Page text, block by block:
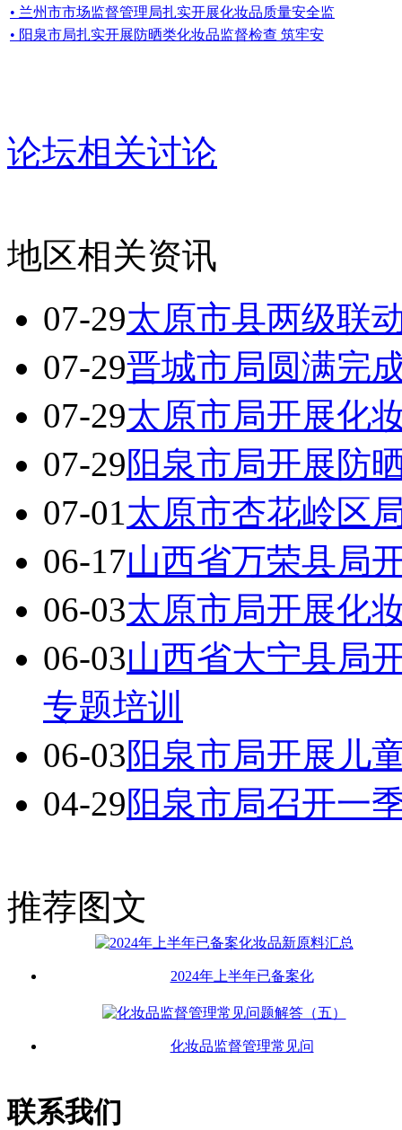
• 兰州市市场监督管理局扎实开展化妆品质量安全监
• 阳泉市局扎实开展防晒类化妆品监督检查 筑牢安
论坛相关讨论
地区相关资讯
07-29太原市县两级联
07-29晋城市局圆满完
07-29太原市局开展化
07-29阳泉市局开展防
07-01太原市杏花岭区
06-17山西省万荣县局
06-03太原市局开展化
06-03山西省大宁县局
专题培训
06-03阳泉市局开展儿
04-29阳泉市局召开一
推荐图文
2024年上半年已备案化
化妆品监督管理常见问
联系我们